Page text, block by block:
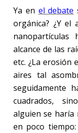
Ya en el debate
orgánica? ¿Y el
nanopartículas
alcance de las
etc. ¿La erosión
aires tal
seguidamente
cuadrados,
alguien se haría
en poco